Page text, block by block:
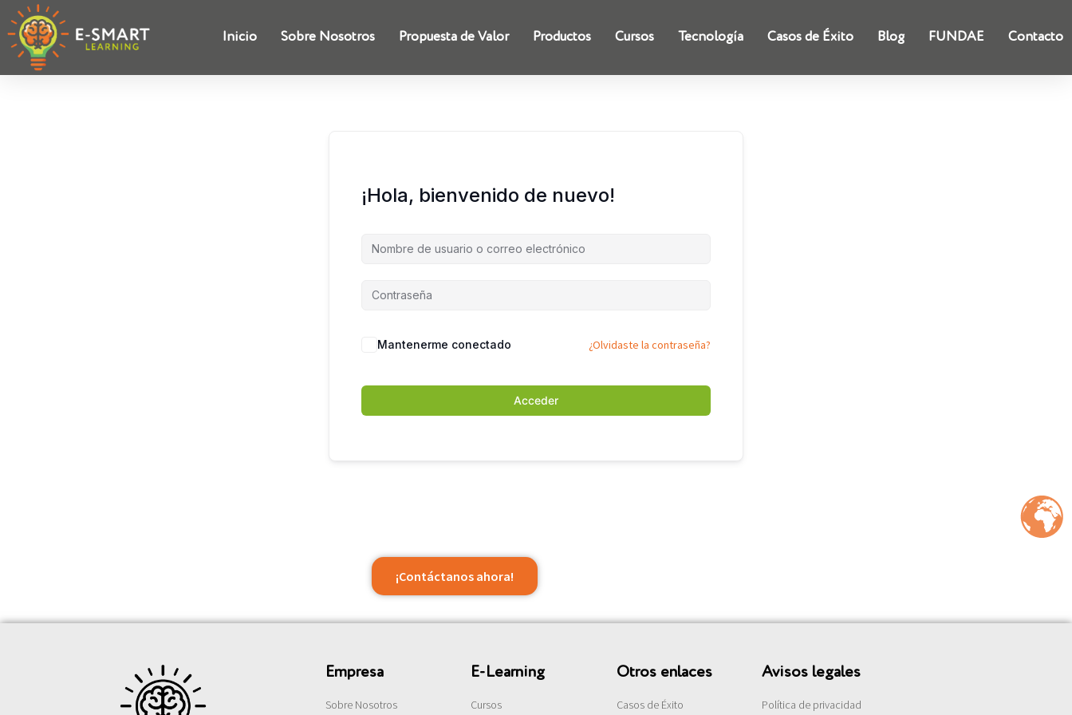
Inicio Sobre Nosotros Propuesta de Valor Productos Cursos Tecnología Casos de Éxito Blog FUNDAE Contacto
¡Hola, bienvenido de nuevo!
Mantenerme conectado ¿Olvidaste la contraseña?
Acceder
¡Contáctanos ahora!
Empresa
Sobre Nosotros
E-Learning
Cursos
Otros enlaces
Casos de Éxito
Avisos legales
Política de privacidad